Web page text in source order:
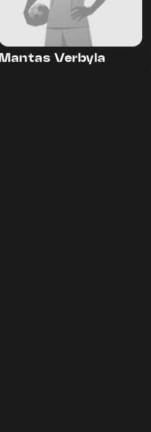
Mantas Verbyla